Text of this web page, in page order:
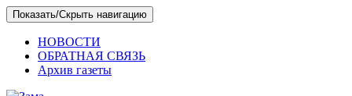
Skip
to
content
Показать/Скрыть навигацию
НОВОСТИ
ОБРАТНАЯ СВЯЗЬ
Архив газеты